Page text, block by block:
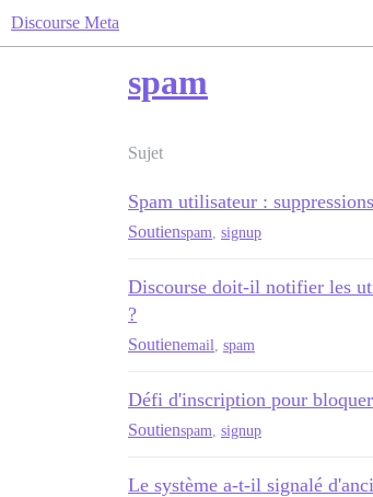
Discourse Meta
spam
Sujet
Spam utilisateur :
Soutienspam signup
Discourse doit-il notifier les
?
Soutienemail spam
Défi d'inscription pour
Soutienspam signup
Le système a-t-il signalé